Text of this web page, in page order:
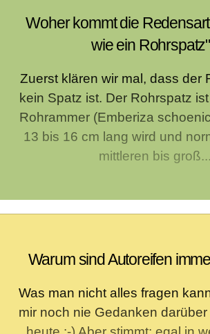
Woher kommt die
wie ein
Zuerst klären wir mal, dass der
kein Spatz ist. Der Rohrspatz
Rohrammer (Emberiza
13 bis 16 cm lang wird und
mittleren bis groß...
Warum sind Autoreifen
Was man nicht alles fragen
mir noch nie Gedanken